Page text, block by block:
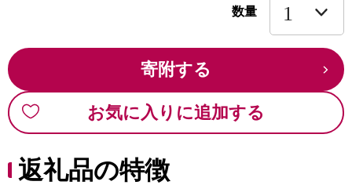
数量
寄附する
お気に入りに追加する
返礼品の特徴